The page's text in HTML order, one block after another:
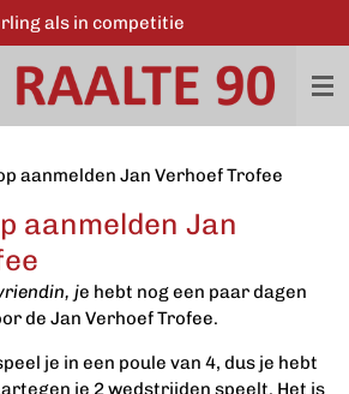
Word ook lid
aanmelden Jan Verhoef Trofee
aanmelden Jan
je hebt nog een paar dagen
de Jan Verhoef Trofee.
je in een poule van 4, dus je hebt
je 2 wedstrijden speelt. Het is